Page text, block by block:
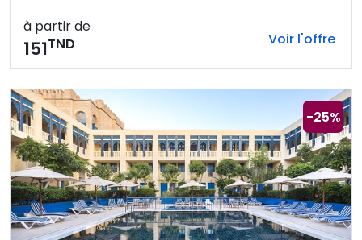
à partir de
151TND Voir l'offre
-25%